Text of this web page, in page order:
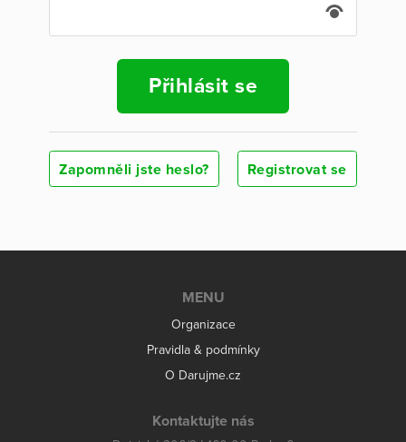
Přihlásit se
Zapomněli jste heslo? Registrovat se
MENU
Organizace
Pravidla & podmínky
O Darujme.cz
Kontaktujte nás